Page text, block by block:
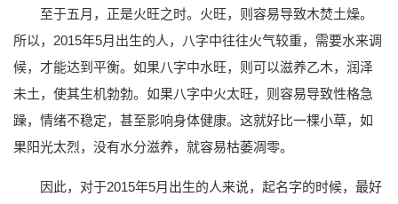
至于五月，正是火旺之时。火旺，则容易导致木焚土燥。
所以，2015年5月出生的人，八字中往往火气较重，需要水来调
候，才能达到平衡。如果八字中水旺，则可以滋养乙木，润泽
未土，使其生机勃勃。如果八字中火太旺，则容易导致性格急
躁，情绪不稳定，甚至影响身体健康。这就好比一棵小草，如
果阳光太烈，没有水分滋养，就容易枯萎凋零。
因此，对于2015年5月出生的人来说，起名字的时候，最好